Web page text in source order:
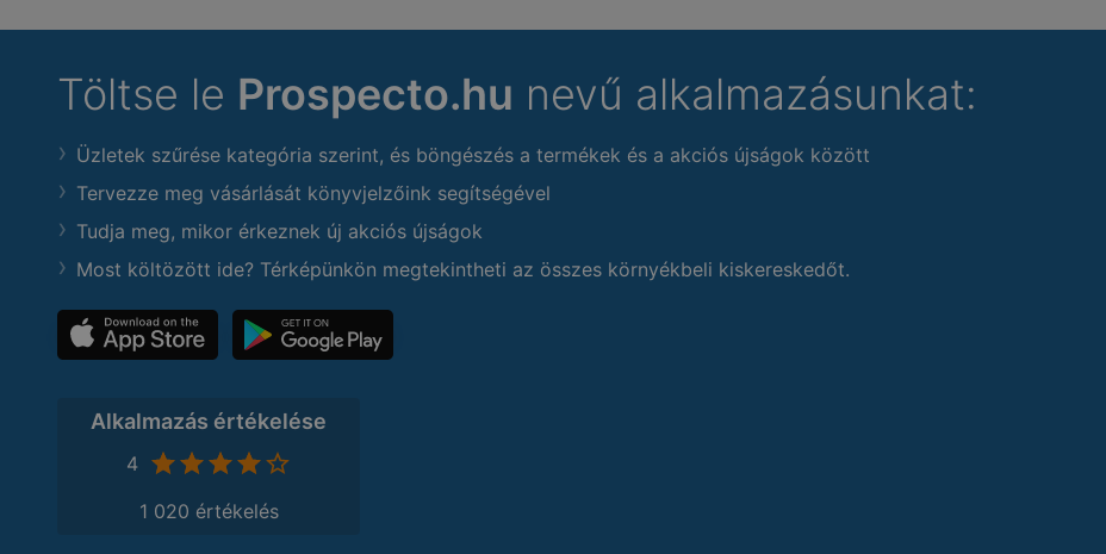
Töltse le Prospecto.hu nevű alkalmazásunkat:
Üzletek szűrése kategória szerint, és böngészés a termékek és a akciós újságok között
Tervezze meg vásárlását könyvjelzőink segítségével
Tudja meg, mikor érkeznek új akciós újságok
Most költözött ide? Térképünkön megtekintheti az összes környékbeli kiskereskedőt.
Alkalmazás értékelése
4
1 020 értékelés